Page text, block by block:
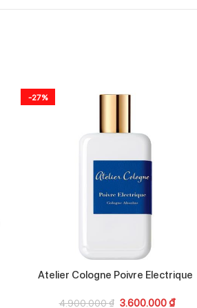
-27%
Atelier Cologne Poivre Electrique
4.900.000₫ 3.600.000₫